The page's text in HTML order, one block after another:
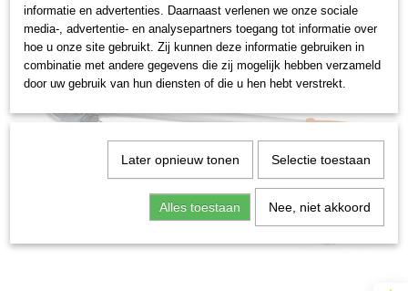
informatie en advertenties. Daarnaast verlenen we onze sociale
media-, advertentie- en analysepartners toegang tot informatie over
hoe u onze site gebruikt. Zij kunnen deze informatie gebruiken in
combinatie met andere gegevens die zij mogelijk hebben verzameld
door uw gebruik van hun diensten of die u hen hebt verstrekt.
Later opnieuw tonen Selectie toestaan
Alles toestaan Nee, niet akkoord